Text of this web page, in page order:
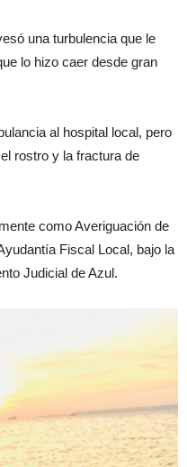
una turbulencia que le
lo hizo caer desde gran
al hospital local, pero
rostro y la fractura de
como Averiguación de
Fiscal Local, bajo la
Judicial de Azul.